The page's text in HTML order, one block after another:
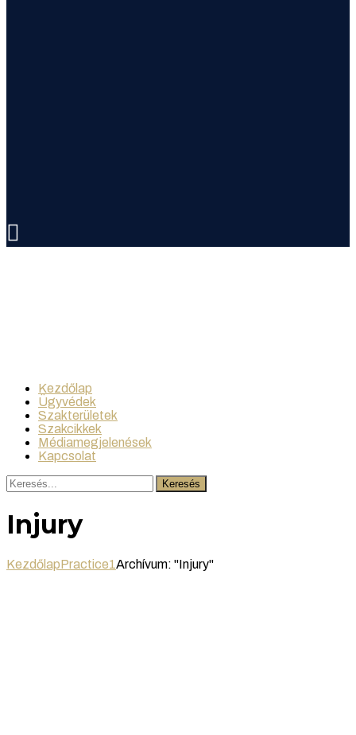
Kezdőlap
Ügyvédek
Szakterületek
Szakcikkek
Médiamegjelenések
Kapcsolat
Keresés
Injury
KezdőlapPractice1Archívum: "Injury"